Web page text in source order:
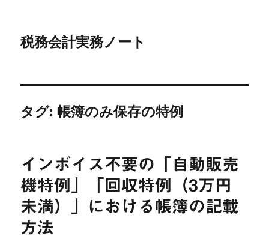
税務会計実務ノート
タグ:帳簿のみ保存の特例
インボイス不要の「自動販売
機特例」「回収特例（3万円
未満）」における帳簿の記載
方法